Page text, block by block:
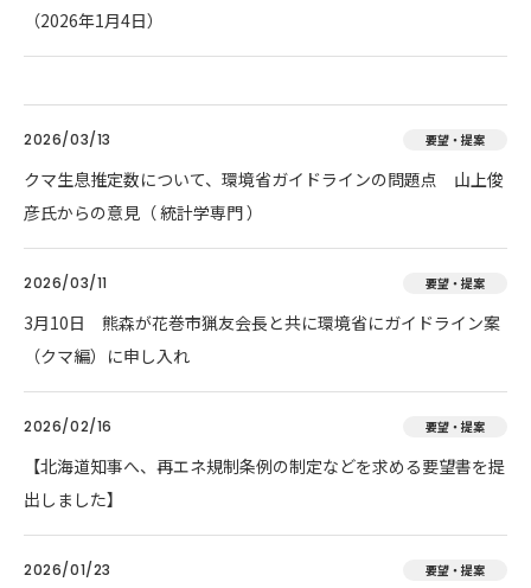
（2026年1月4日）
2026/03/13 要望・提案
クマ生息推定数について、環境省ガイドラインの問題点 山上俊
彦氏からの意見（ 統計学専門 ）
2026/03/11 要望・提案
3月10日 熊森が花巻市猟友会長と共に環境省にガイドライン案
（クマ編）に申し入れ
2026/02/16 要望・提案
【北海道知事へ、再エネ規制条例の制定などを求める要望書を提
出しました】
2026/01/23 要望・提案